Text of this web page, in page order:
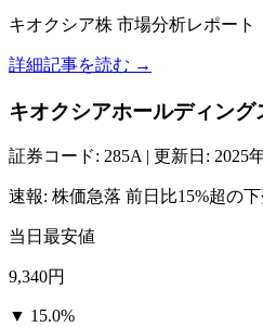
キオクシア株 市場分析レポート
詳細記事を読む →
キオクシアホールディン
証券コード: 285A | 更新日: 2025
速報: 株価急落 前日比15%超の
当日最安値
9,340円
▼ 15.0%